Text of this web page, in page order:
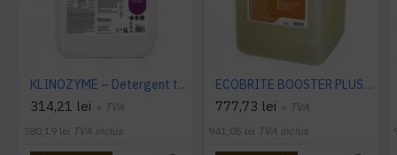
KLINOZYME – Detergent trienzimatic concentrat 5l
314,21 lei + TVA
380,19 lei TVA inclus
ECOBRITE BOOSTER PLUS 25KG
777,73 lei + TVA
941,05 lei TVA inclus